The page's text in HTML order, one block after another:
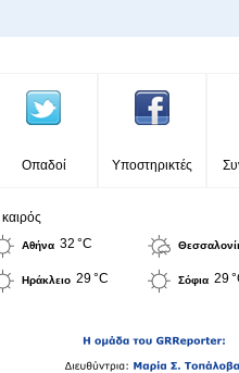
Οπαδοί Υποστηρικτές
Αθήνα 32 °C
Ηράκλειο 29 °C Σόφια 29